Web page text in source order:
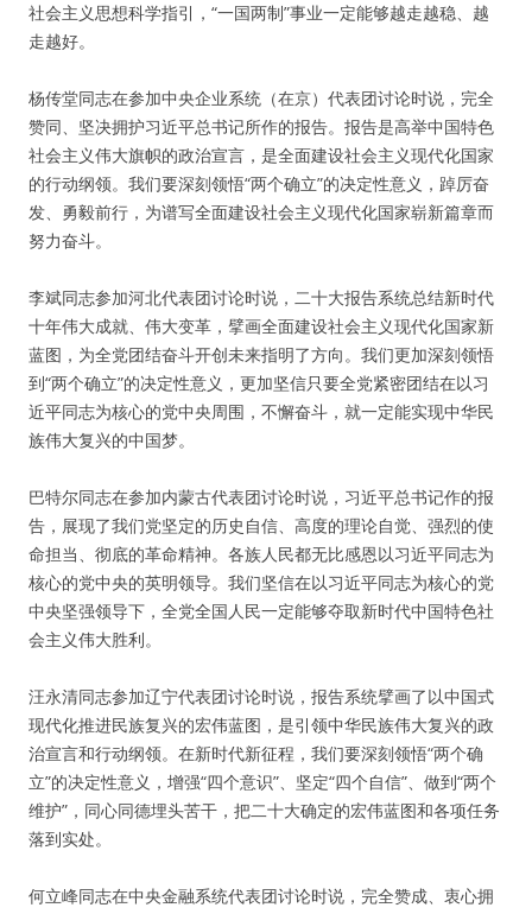
社会主义思想科学指引，“一国两制”事业一定能够越走越稳、越
走越好。
杨传堂同志在参加中央企业系统（在京）代表团讨论时说，完全
赞同、坚决拥护习近平总书记所作的报告。报告是高举中国特色
社会主义伟大旗帜的政治宣言，是全面建设社会主义现代化国家
的行动纲领。我们要深刻领悟“两个确立”的决定性意义，踔厉奋
发、勇毅前行，为谱写全面建设社会主义现代化国家崭新篇章而
努力奋斗。
李斌同志参加河北代表团讨论时说，二十大报告系统总结新时代
十年伟大成就、伟大变革，擘画全面建设社会主义现代化国家新
蓝图，为全党团结奋斗开创未来指明了方向。我们更加深刻领悟
到“两个确立”的决定性意义，更加坚信只要全党紧密团结在以习
近平同志为核心的党中央周围，不懈奋斗，就一定能实现中华民
族伟大复兴的中国梦。
巴特尔同志在参加内蒙古代表团讨论时说，习近平总书记作的报
告，展现了我们党坚定的历史自信、高度的理论自觉、强烈的使
命担当、彻底的革命精神。各族人民都无比感恩以习近平同志为
核心的党中央的英明领导。我们坚信在以习近平同志为核心的党
中央坚强领导下，全党全国人民一定能够夺取新时代中国特色社
会主义伟大胜利。
汪永清同志参加辽宁代表团讨论时说，报告系统擘画了以中国式
现代化推进民族复兴的宏伟蓝图，是引领中华民族伟大复兴的政
治宣言和行动纲领。在新时代新征程，我们要深刻领悟“两个确
立”的决定性意义，增强“四个意识”、坚定“四个自信”、做到“两个
维护”，同心同德埋头苦干，把二十大确定的宏伟蓝图和各项任务
落到实处。
何立峰同志在中央金融系统代表团讨论时说，完全赞成、衷心拥